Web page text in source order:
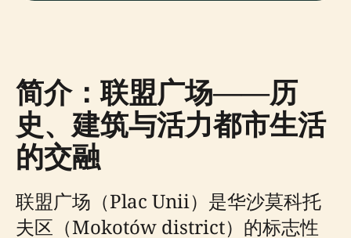
简介：联盟广场——历
史、建筑与活力都市生活
的交融
联盟广场（Plac Unii）是华沙莫科托
夫区（Mokotów district）的标志性